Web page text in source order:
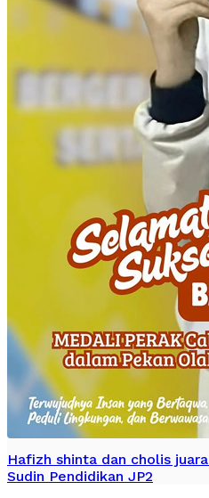
Hafizh shinta dan cholis
Sudin Pendidikan JP2